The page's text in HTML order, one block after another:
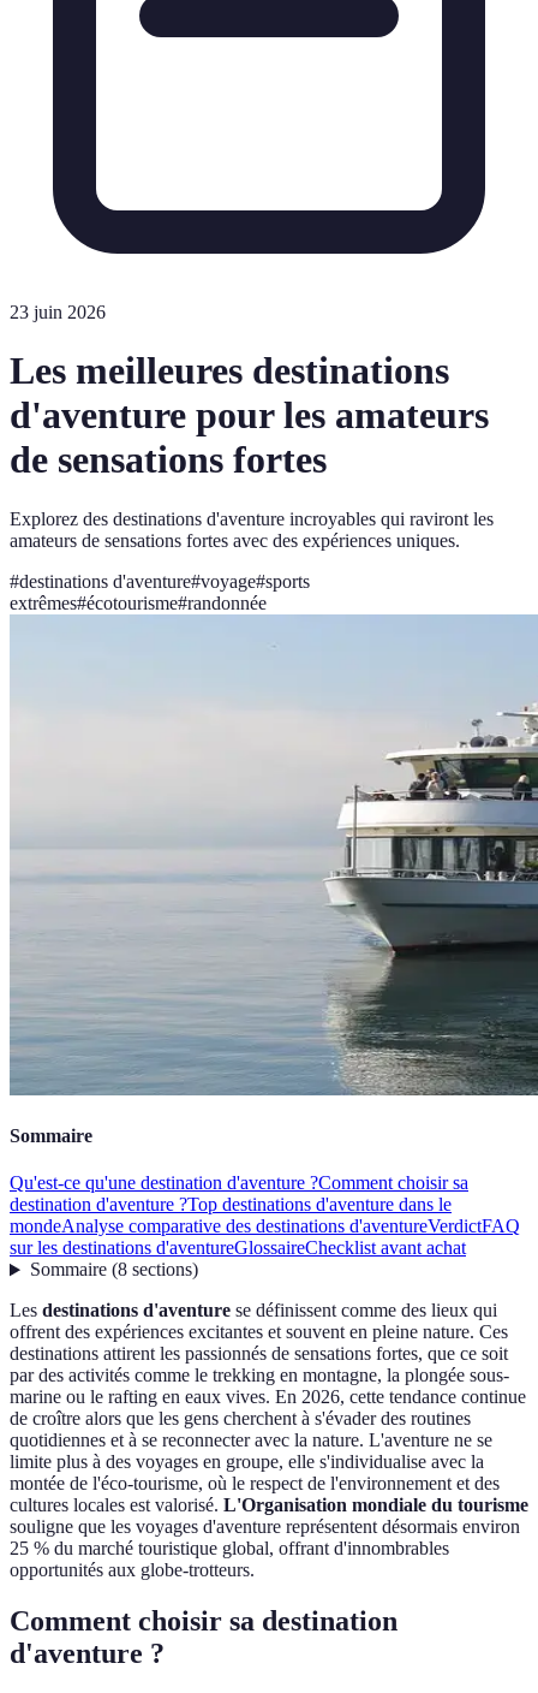
23 juin 2026
Les meilleures destinations
d'aventure pour les amateurs
de sensations fortes
Explorez des destinations d'aventure incroyables qui raviront les
amateurs de sensations fortes avec des expériences uniques.
#destinations d'aventure#voyage#sports
extrêmes#écotourisme#randonnée
Sommaire
Qu'est-ce qu'une destination d'aventure ?Comment choisir sa
destination d'aventure ?Top destinations d'aventure dans le
mondeAnalyse comparative des destinations d'aventureVerdictFAQ
sur les destinations d'aventureGlossaireChecklist avant achat
Sommaire(8 sections)
Les destinations d'aventure se définissent comme des lieux qui
offrent des expériences excitantes et souvent en pleine nature. Ces
destinations attirent les passionnés de sensations fortes, que ce soit
par des activités comme le trekking en montagne, la plongée sous-
marine ou le rafting en eaux vives. En 2026, cette tendance continue
de croître alors que les gens cherchent à s'évader des routines
quotidiennes et à se reconnecter avec la nature. L'aventure ne se
limite plus à des voyages en groupe, elle s'individualise avec la
montée de l'éco-tourisme, où le respect de l'environnement et des
cultures locales est valorisé. L'Organisation mondiale du tourisme
souligne que les voyages d'aventure représentent désormais environ
25 % du marché touristique global, offrant d'innombrables
opportunités aux globe-trotteurs.
Comment choisir sa destination
d'aventure ?